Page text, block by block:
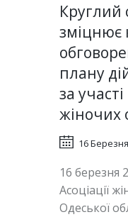
Круглий
зміцнює
плану
за
жіночих
16
16 березня
Асоціації
Одеської